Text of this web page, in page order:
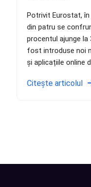
Potrivit Eurostat, în
din patru se
procentul ajunge la
fost introduse noi
și aplicațiile online
Citește articolul